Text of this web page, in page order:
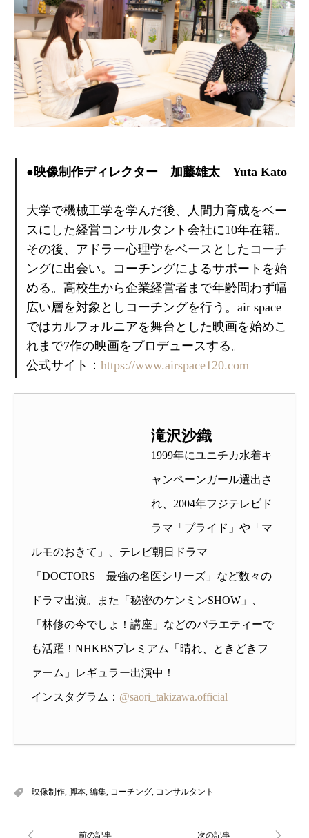
●映像制作ディレクター 加藤雄太 Yuta Kato
大学で機械工学を学んだ後、人間力育成をベー
スにした経営コンサルタント会社に10年在籍。
その後、アドラー心理学をベースとしたコーチ
ングに出会い。コーチングによるサポートを始
める。高校生から企業経営者まで年齢問わず幅
広い層を対象としコーチングを行う。air space
ではカルフォルニアを舞台とした映画を始めこ
れまで7作の映画をプロデュースする。
公式サイト：https://www.airspace120.com
滝沢沙織
1999年にユニチカ水着キ
ャンペーンガール選出さ
れ、2004年フジテレビド
ラマ「プライド」や「マ
ルモのおきて」、テレビ朝日ドラマ
「DOCTORS 最強の名医シリーズ」など数々の
ドラマ出演。また「秘密のケンミンSHOW」、
「林修の今でしょ！講座」などのバラエティーで
も活躍！NHKBSプレミアム「晴れ、ときどきフ
ァーム」レギュラー出演中！
インスタグラム： @saori_takizawa.official
映像制作, 脚本, 編集, コーチング, コンサルタント